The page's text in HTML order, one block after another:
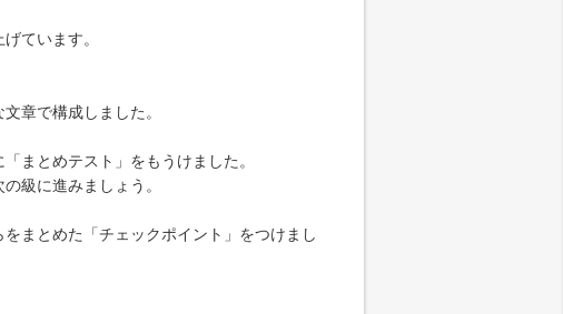
ています。
章で構成しました。
まとめテスト」をもうけました。
級に進みましょう。
まとめた「チェックポイント」をつけまし